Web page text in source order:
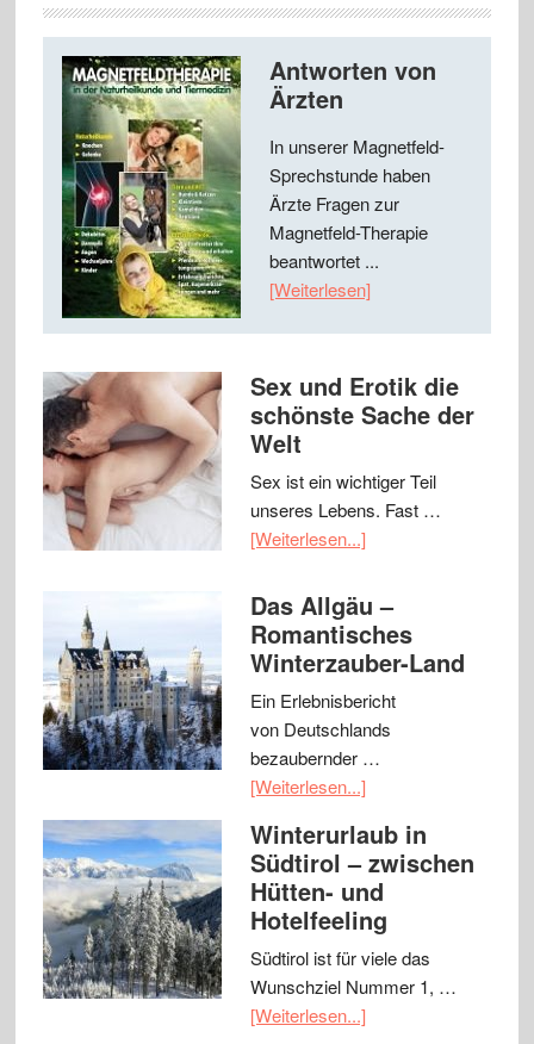
Antworten von
Ärzten
In unserer Magnetfeld-
Sprechstunde haben
Ärzte Fragen zur
Magnetfeld-Therapie
beantwortet ...
[Weiterlesen]
Sex und Erotik die
schönste Sache der
Welt
Sex ist ein wichtiger Teil
unseres Lebens. Fast …
[Weiterlesen...]
Das Allgäu –
Romantisches
Winterzauber-Land
Ein Erlebnisbericht
von Deutschlands
bezaubernder …
[Weiterlesen...]
Winterurlaub in
Südtirol – zwischen
Hütten- und
Hotelfeeling
Südtirol ist für viele das
Wunschziel Nummer 1, …
[Weiterlesen...]